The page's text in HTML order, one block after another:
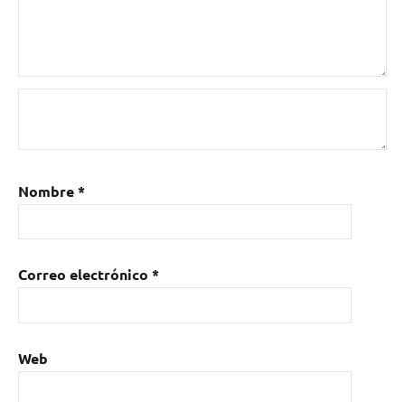
Nombre*
Correo electrónico *
Web